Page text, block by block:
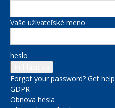
Vaše užívateľské meno
heslo
Forgot your password? Get help
GDPR
Obnova hesla